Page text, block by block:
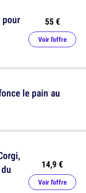
pour
55 €
Voir l'offre
14,9 €
Voir l'offre
le pain au